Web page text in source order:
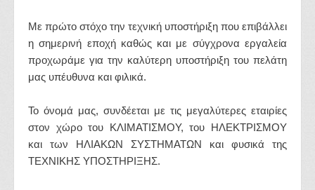
Με πρώτο στόχο την τεχνική υποστήριξη που επιβάλλει
η σημερινή εποχή καθώς και με σύγχρονα εργαλεία
προχωράμε για την καλύτερη υποστήριξη του πελάτη
μας υπέυθυνα και φιλικά.
Το όνομά μας, συνδέεται με τις μεγαλύτερες εταιρίες
στον χώρο του ΚΛΙΜΑΤΙΣΜΟΥ, του ΗΛΕΚΤΡΙΣΜΟΥ
και των ΗΛΙΑΚΩΝ ΣΥΣΤΗΜΑΤΩΝ και φυσικά της
ΤΕΧΝΙΚΗΣ ΥΠΟΣΤΗΡΙΞΗΣ.